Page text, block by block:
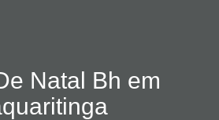
Natal Bh em